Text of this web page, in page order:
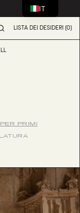
LISTA DEI DESIDERI (0)
PRIMI
IT